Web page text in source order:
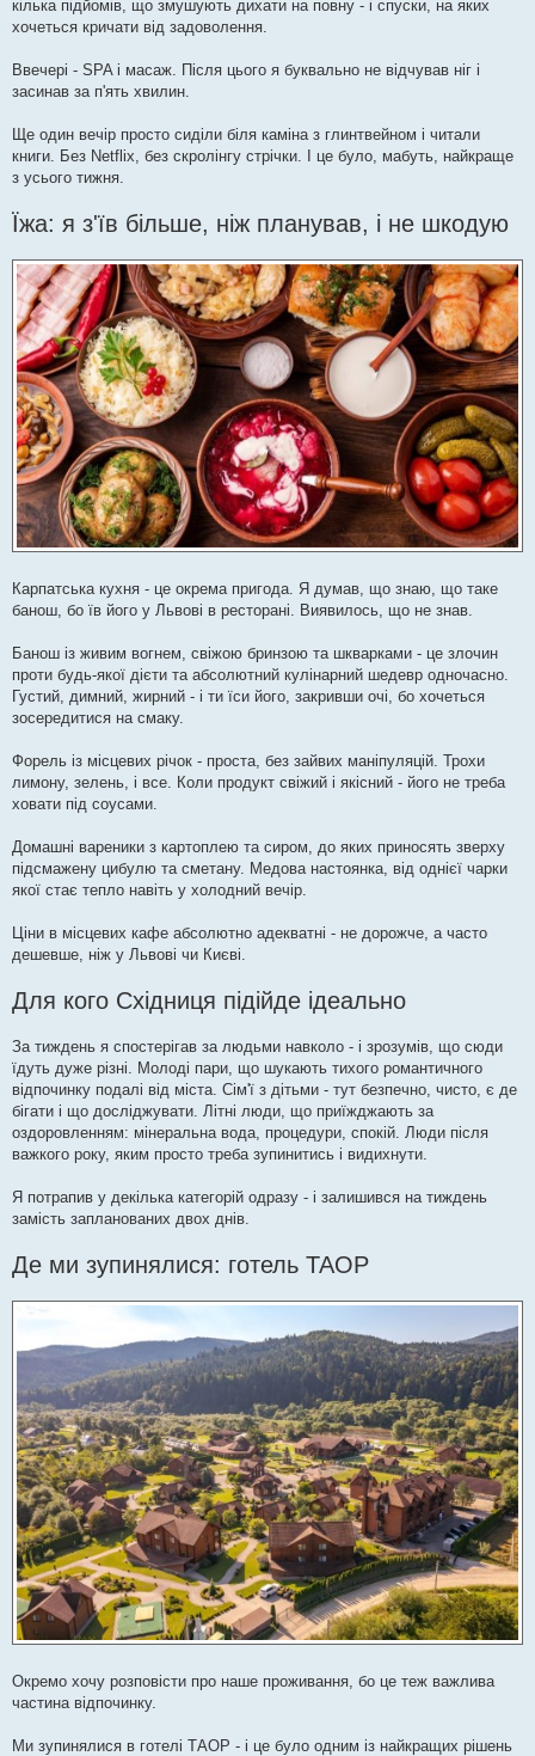
кілька підйомів, що змушують дихати на повну - і спуски, на яких
хочеться кричати від задоволення.
Ввечері - SPA і масаж. Після цього я буквально не відчував ніг і
засинав за п'ять хвилин.
Ще один вечір просто сиділи біля каміна з глинтвейном і читали
книги. Без Netflix, без скролінгу стрічки. І це було, мабуть, найкраще
з усього тижня.
Їжа: я з'їв більше, ніж планував, і не шкодую
Карпатська кухня - це окрема пригода. Я думав, що знаю, що таке
банош, бо їв його у Львові в ресторані. Виявилось, що не знав.
Банош із живим вогнем, свіжою бринзою та шкварками - це злочин
проти будь-якої дієти та абсолютний кулінарний шедевр одночасно.
Густий, димний, жирний - і ти їси його, закривши очі, бо хочеться
зосередитися на смаку.
Форель із місцевих річок - проста, без зайвих маніпуляцій. Трохи
лимону, зелень, і все. Коли продукт свіжий і якісний - його не треба
ховати під соусами.
Домашні вареники з картоплею та сиром, до яких приносять зверху
підсмажену цибулю та сметану. Медова настоянка, від однієї чарки
якої стає тепло навіть у холодний вечір.
Ціни в місцевих кафе абсолютно адекватні - не дорожче, а часто
дешевше, ніж у Львові чи Києві.
Для кого Східниця підійде ідеально
За тиждень я спостерігав за людьми навколо - і зрозумів, що сюди
їдуть дуже різні. Молоді пари, що шукають тихого романтичного
відпочинку подалі від міста. Сім'ї з дітьми - тут безпечно, чисто, є де
бігати і що досліджувати. Літні люди, що приїжджають за
оздоровленням: мінеральна вода, процедури, спокій. Люди після
важкого року, яким просто треба зупинитись і видихнути.
Я потрапив у декілька категорій одразу - і залишився на тиждень
замість запланованих двох днів.
Де ми зупинялися: готель ТАОР
Окремо хочу розповісти про наше проживання, бо це теж важлива
частина відпочинку.
Ми зупинялися в готелі ТАОР - і це було одним із найкращих рішень